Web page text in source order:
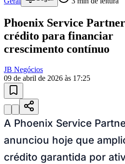
10 anos de JBnovo portalconfira as
10 anos de JB
Esportes ao Vivo
atualizadas
Paulistão, Brasileirão, Champions
real, classificação e notícias esportivas.
04/10Acompanhar jogos
Newsletter Bom Dia Barueri
Resultados das Loterias
Esportes ao